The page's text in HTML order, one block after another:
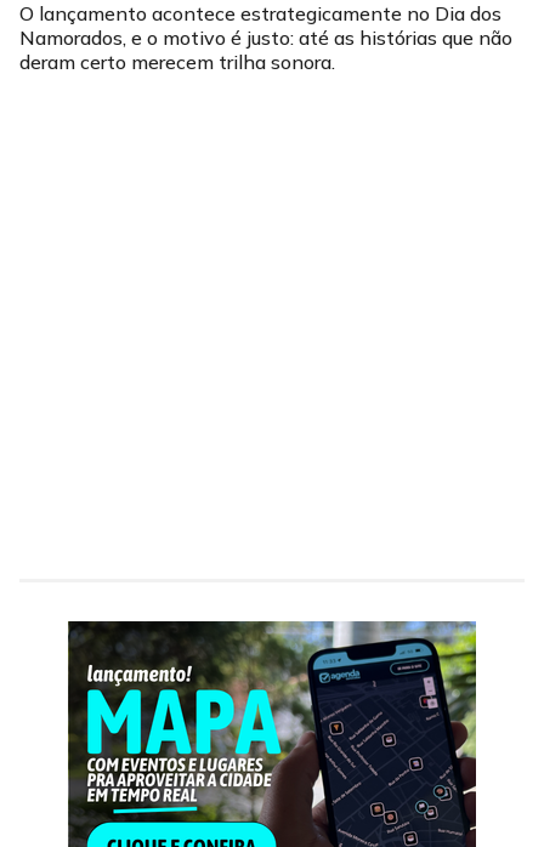
O lançamento acontece estrategicamente no Dia dos
Namorados, e o motivo é justo: até as histórias que não
deram certo merecem trilha sonora.